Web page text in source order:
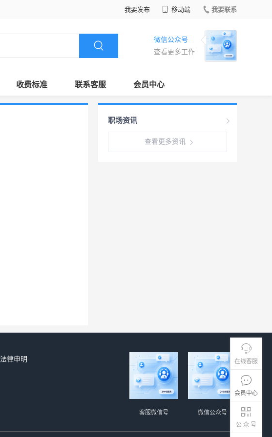
我要发布 移动端 我要联系
微信公众号
查看更多工作
收费标准 联系客服 会员中心
在线客服
会员中心
公 众 号
职场资讯
查看更多资讯
法律申明
微信公众号
客服微信号